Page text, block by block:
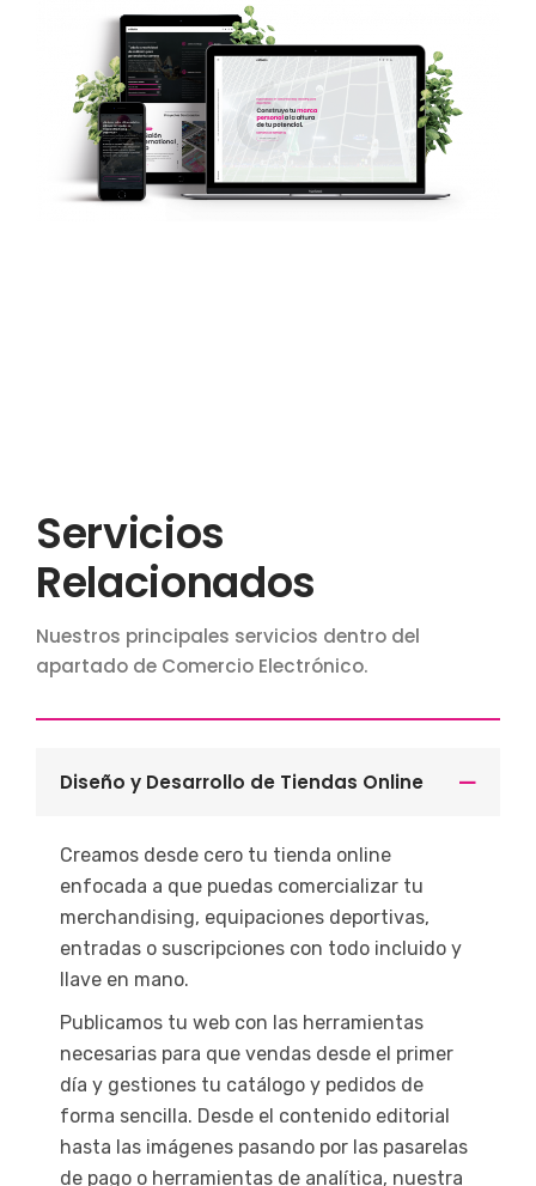
Servicios
Relacionados
Nuestros principales servicios dentro del
apartado de Comercio Electrónico.
Diseño y Desarrollo de Tiendas Online
Creamos desde cero tu tienda online
enfocada a que puedas comercializar tu
merchandising, equipaciones deportivas,
entradas o suscripciones con todo incluido y
llave en mano.
Publicamos tu web con las herramientas
necesarias para que vendas desde el primer
día y gestiones tu catálogo y pedidos de
forma sencilla. Desde el contenido editorial
hasta las imágenes pasando por las pasarelas
de pago o herramientas de analítica, nuestra